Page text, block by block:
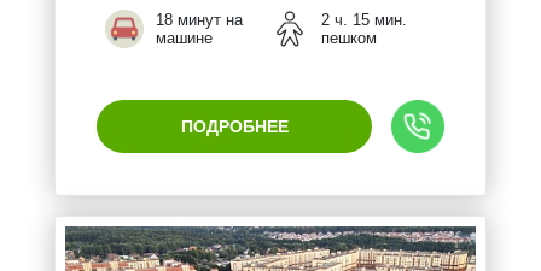
18 минут на
машине
2 ч. 15 мин.
пешком
ПОДРОБНЕЕ